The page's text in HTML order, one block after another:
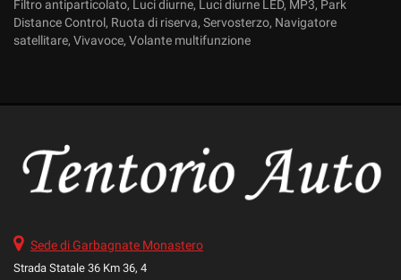
Filtro antiparticolato, Luci diurne, Luci diurne LED, MP3, Park
Distance Control, Ruota di riserva, Servosterzo, Navigatore
satellitare, Vivavoce, Volante multifunzione
Sede di Garbagnate Monastero
Strada Statale 36 Km 36, 4